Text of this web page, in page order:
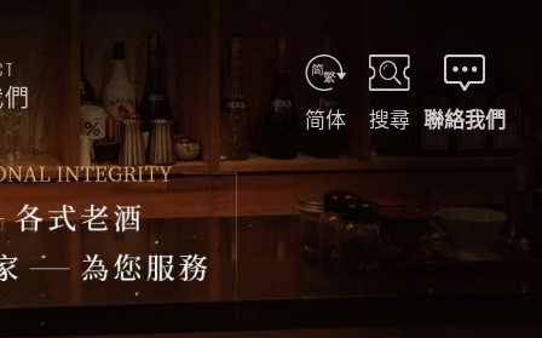
聯絡我們
搜尋
简体